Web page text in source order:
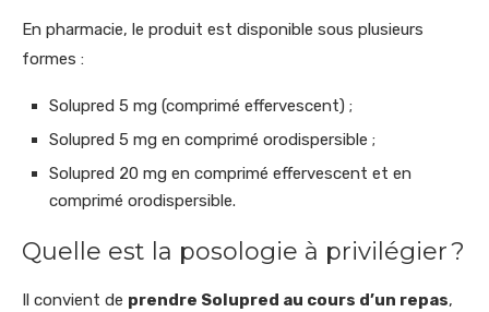
En pharmacie, le produit est disponible sous plusieurs
formes :
Solupred 5 mg (comprimé effervescent) ;
Solupred 5 mg en comprimé orodispersible ;
Solupred 20 mg en comprimé effervescent et en
comprimé orodispersible.
Quelle est la posologie à privilégier ?
Il convient de prendre Solupred au cours d’un repas,